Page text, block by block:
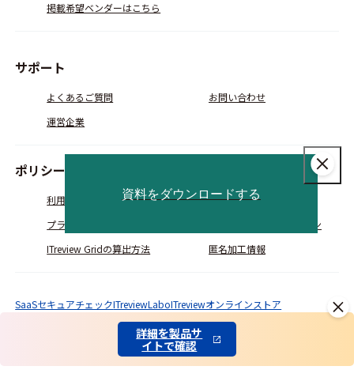
詳細を製品サ
イトで確認
資料をダウンロードする
掲載希望ベンダーはこちら
サポート
よくあるご質問
お問い合わせ
運営企業
ポリシー
利用規約
会員規約
プライバシーポリシー
コミュニティガイドライン
ITreview Gridの算出方法
匿名加工情報
© ITcrowd Corp. All Rights Reserved.
SaaSセキュアチェックITreviewLaboITreviewオンラインストア